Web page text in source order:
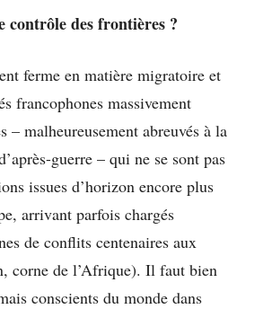
contrôle des frontières ?
ferme en matière migratoire et
francophones massivement
– malheureusement abreuvés à la
guerre – qui ne se sont pas
issues d’horizon encore plus
arrivant parfois chargés
de conflits centenaires aux
corne de l’Afrique). Il faut bien
conscients du monde dans